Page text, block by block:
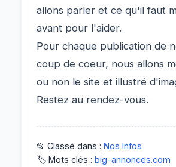
allons parler et ce qu'il faut
avant pour l'aider.
Pour chaque publication de
coup de coeur, nous allons
ou non le site et illustré
Restez au rendez-vous.
📂 Classé dans : Nos Infos
🏷️ Mots clés : big-annonces.com